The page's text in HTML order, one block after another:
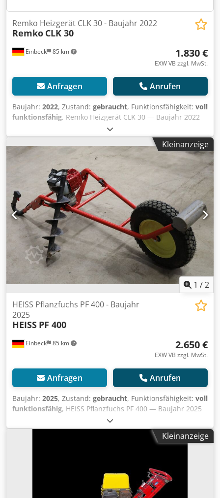
Einbeck 85 km
Remko Heizgerät CLK 30 - Baujahr 2022
Remko CLK 30
1.830 €
EXW VB zzgl. MwSt.
Anfragen Anrufen
Baujahr: 2022, Zustand: gebraucht, Funktionsfähigkeit: voll
funktionsfähig, Remko Heizgerät CLK 30 — Baujahr 2022
Gebraucht aus dem professionellen Mietpark der Kurt
König Baumaschinen GmbH, Einbeck. Zustand & Hinweise:
- Zustand: Gebraucht aus Vermietung, regelmäßig
gewartet Dkjdpfx Afey A E Sqexer - Funktion: Voll
funktionsfähig - Produktbilder folgen — bei Interesse
kontaktieren Sie uns gerne für aktuelle Fotos -
Besichtigung in 37574 Einbeck nach Vereinbarung möglich
Preis 2.700 EUR zzgl. MwSt. | EXW Einbeck | Lieferung auf
Anfrage
Kleinanzeige
1 /2
Einbeck 85 km
HEISS Pflanzfuchs PF 400 - Baujahr
2025
HEISS PF 400
2.650 €
EXW VB zzgl. MwSt.
Anfragen Anrufen
Baujahr: 2025, Zustand: gebraucht, Funktionsfähigkeit: voll
funktionsfähig, HEISS Pflanzfuchs PF 400 — Baujahr 2025
Gebraucht aus dem professionellen Mietpark der Kurt
König Baumaschinen GmbH, Einbeck. Zustand & Hinweise:
- Zustand: Gebraucht aus Vermietung, regelmäßig
aktuelle Fotos - Besichtigung in 37574 Einbeck nach
Vereinbarung möglich Dkodpfx Aey A E R Hofxjr Preis 2.900
EUR zzgl. MwSt. | EXW Einbeck | Lieferung auf Anfrage
Kleinanzeige